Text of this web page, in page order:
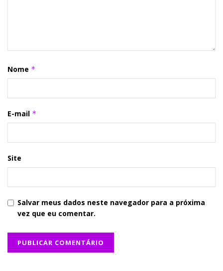
Nome *
E-mail *
Site
Salvar meus dados neste navegador para a próxima
vez que eu comentar.